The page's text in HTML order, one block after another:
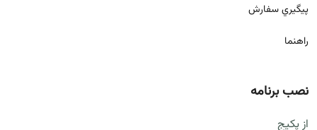
پيگيري سفارش
راهنما
نصب برنامه
از پکیج